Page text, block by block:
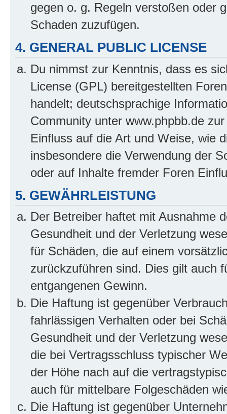
gegen o. g. Regeln verstoßen oder
Schaden zuzufügen.
4. GENERAL PUBLIC LICENSE
Du nimmst zur Kenntnis, dass es
License (GPL) bereitgestellten
handelt; deutschsprachige
Community unter www.phpbb.de
Einfluss auf die Art und Weise, wie
insbesondere die Verwendung der
oder auf Inhalte fremder Foren
5. GEWÄHRLEISTUNG
Der Betreiber haftet mit Ausnahme
Gesundheit und der Verletzung
für Schäden, die auf einem
zurückzuführen sind. Dies gilt auch
entgangenen Gewinn.
Die Haftung ist gegenüber
fahrlässigen Verhalten oder bei
Gesundheit und der Verletzung
die bei Vertragsschluss typischer
der Höhe nach auf die
auch für mittelbare Folgeschäden
Die Haftung ist gegenüber